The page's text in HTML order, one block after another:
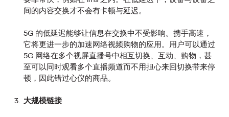
间的内容交换才不会有卡顿与延迟。
5G 的低延迟能够让信息在交换中不受影响。携手高速，
它将更进一步的加速网络视频购物的应用。用户可以通过
5G 网络在多个视屏直播号中相互切换、互动、购物，甚
至可以同时观看多个直播频道而不用担心来回切换带来停
顿，因此错过心仪的商品。
大规模链接
观点
奥美亚太2025增长之书